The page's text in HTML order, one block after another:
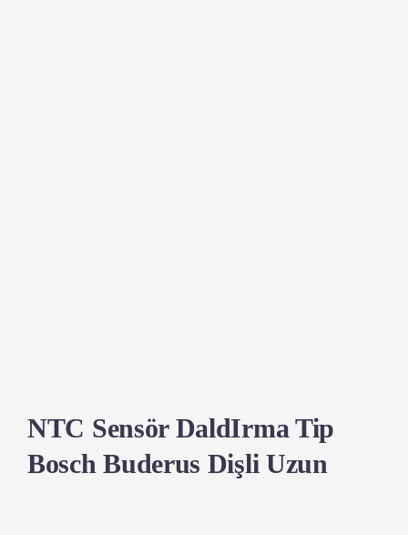
NTC Sensör DaldIrma Tip
Bosch Buderus Dişli Uzun